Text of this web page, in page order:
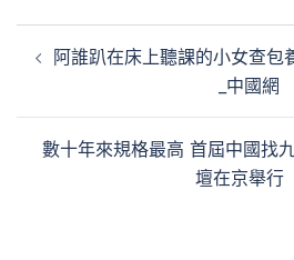
章 阿誰趴在床上聽課的小女查包
_中國網
數十年來規格最高 首屆中國找
壇在京舉行